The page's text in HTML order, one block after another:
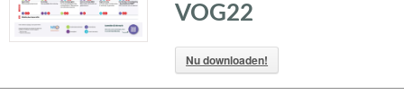
VOG22
Nu downloaden!